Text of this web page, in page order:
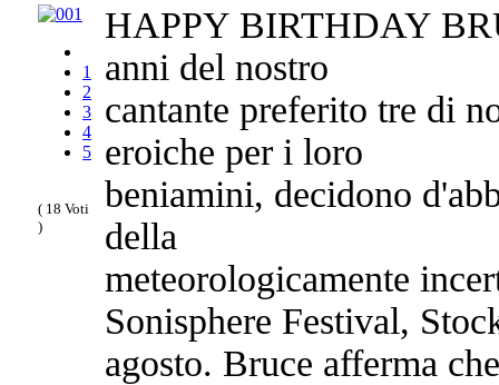
1
2
3
4
5
( 18 Voti
)
HAPPY BIRTHDAY
anni del nostro
cantante preferito tre di
eroiche per i loro
beniamini, decidono
della
meteorologicamente
Sonisphere Festival,
agosto. Bruce afferma